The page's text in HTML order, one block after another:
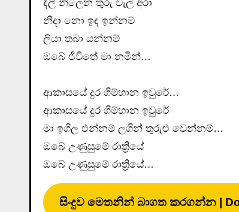
දිලී නිලෙන තුරු වැල් අරා
නිදා නො ඉඳ ඉන්නම්
ලියා තබා යන්නම්
ඔබේ ජීවිතේ මා නමින්…
ආකාසයේ දුර ගිම්හාන ඉවුරේ…
ආකාසයේ දුර ගිම්හාන ඉවුරේ
මා ඉගිල එන්නම් ලගින් තුරුළු වෙන්නම්…
ඔබේ උණුසුමේ රාත්‍රියේ
ඔබේ උණුසුමේ රාත්‍රියේ…
සිංදුව මෙතනින් බාගත කරගන්න |